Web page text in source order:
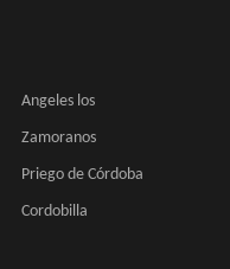
Angeles los
Zamoranos
Priego de Córdoba
Cordobilla